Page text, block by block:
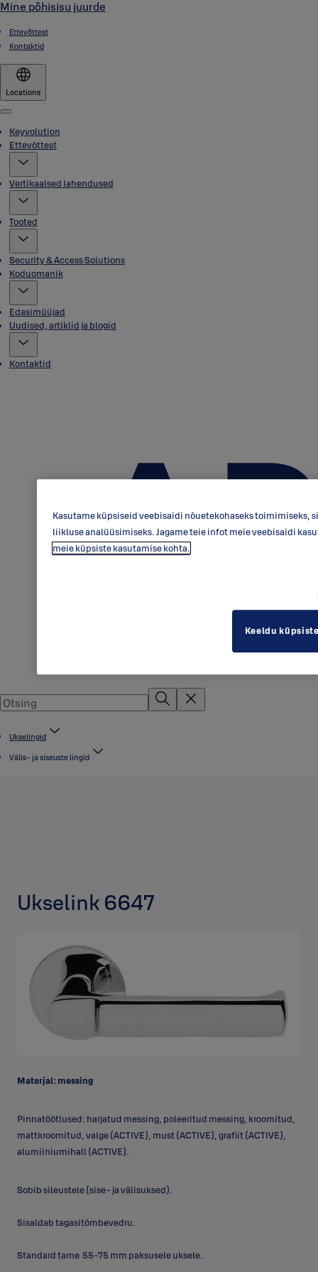
Mine põhisisu juurde
Ettevõttest
Kontaktid
Locations
Menu
Keyvolution
Ettevõttest
Vertikaalsed lahendused
Tooted
Security & Access Solutions
Koduomanik
Edasimüüjad
Uudised, artiklid ja blogid
Kontaktid
Ukselingid
Välis- ja siseuste lingid
Ukselink 6647
Materjal: messing
Pinnatöötlused: harjatud messing, poleeritud messing, kroomitud,
mattkroomitud, valge (ACTIVE), must (ACTIVE), grafiit (ACTIVE),
alumiiniumihall (ACTIVE).
Sobib sileustele (sise- ja välisuksed).
Sisaldab tagasitõmbevedru.
Standard tarne 55-75 mm paksusele uksele.
Kasutame küpsiseid veebisaidi nõuetekohaseks toimimiseks,
liikluse analüüsimiseks. Jagame teie infot meie veebisaidi
meie küpsiste kasutamise kohta.
Keeldu